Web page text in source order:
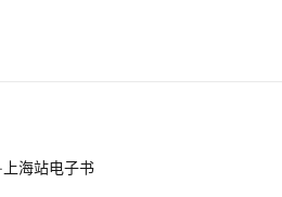
海站电子书